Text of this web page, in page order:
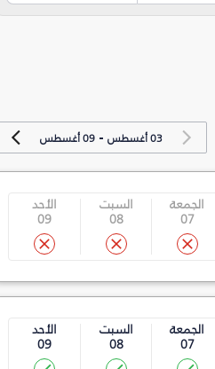
03 أغسطس -09 أغسطس
الجمعة
07
السبت
08
الأحد
09
الجمعة
07
السبت
08
الأحد
09